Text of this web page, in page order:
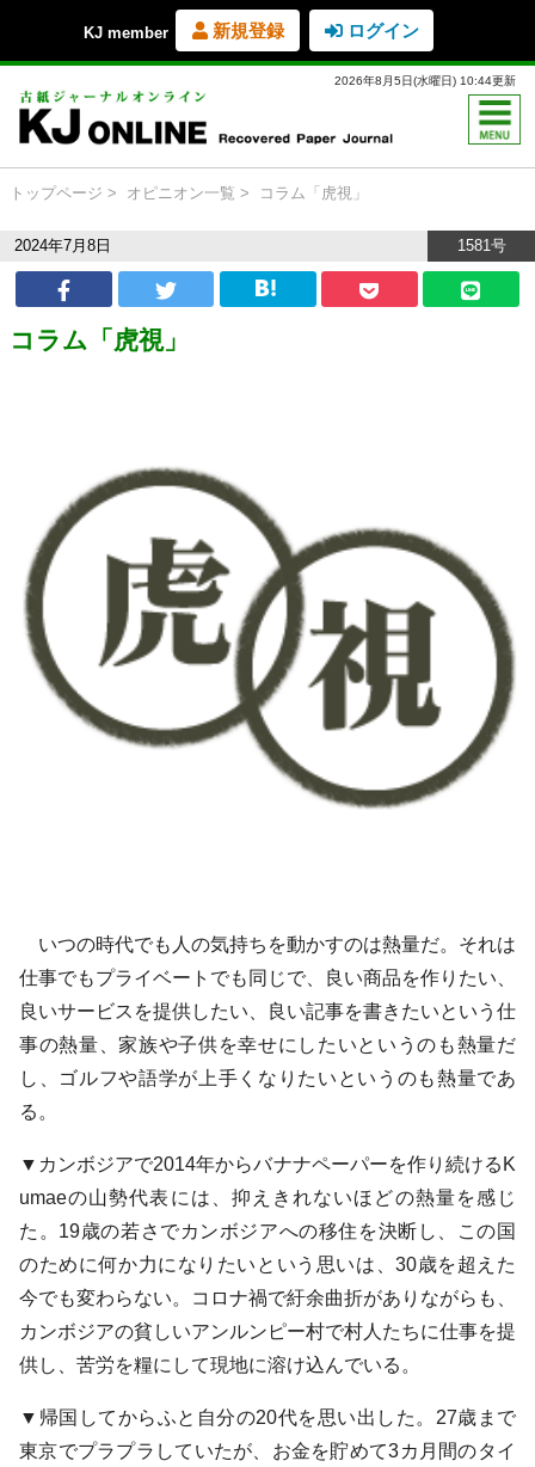
KJ member 新規登録 ログイン
2026年8月5日(水曜日) 10:44更新
トップページ オピニオン一覧 コラム「虎視」
2024年7月8日 1581号
コラム「虎視」
いつの時代でも人の気持ちを動かすのは熱量だ。それは
仕事でもプライベートでも同じで、良い商品を作りたい、
良いサービスを提供したい、良い記事を書きたいという仕
事の熱量、家族や子供を幸せにしたいというのも熱量だ
し、ゴルフや語学が上手くなりたいというのも熱量であ
る。
▼カンボジアで2014年からバナナペーパーを作り続けるK
umaeの山勢代表には、抑えきれないほどの熱量を感じ
た。19歳の若さでカンボジアへの移住を決断し、この国
のために何か力になりたいという思いは、30歳を超えた
今でも変わらない。コロナ禍で紆余曲折がありながらも、
カンボジアの貧しいアンルンピー村で村人たちに仕事を提
供し、苦労を糧にして現地に溶け込んでいる。
▼帰国してからふと自分の20代を思い出した。27歳まで
東京でプラプラしていたが、お金を貯めて3カ月間のタイ